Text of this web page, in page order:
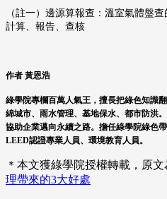
（註一）邊源算報查：溫室氣體盤
計算、報告、查核
作者 黃恩浩
綠學院專欄百萬人氣王，擅長把綠色知識
綿城市、雨水管理、基地保水、都市防洪
協助企業邁向永續之路。擔任綠學院綠色
LEED認證專業人員、環境教育人員。
＊本文獲綠學院授權轉載，原文
理帶來的3大好處